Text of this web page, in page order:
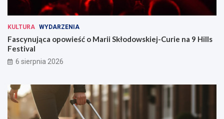
KULTURA WYDARZENIA
Fascynująca opowieść o Marii Skłodowskiej-Curie na 9 Hills
Festival
6 sierpnia 2026